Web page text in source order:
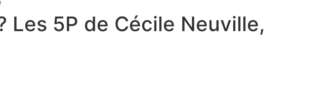
Les 5P de Cécile Neuville,